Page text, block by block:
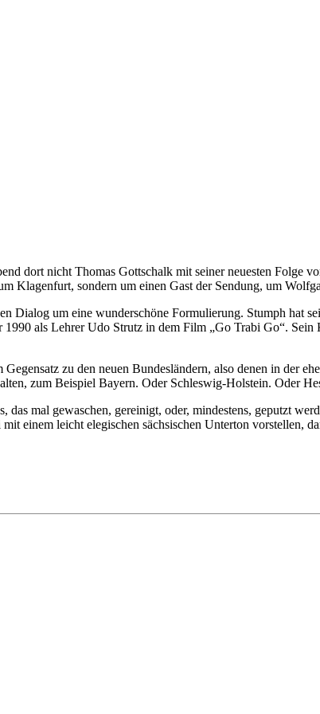
dort nicht Thomas Gottschalk mit seiner neuesten Folge
Klagenfurt, sondern um einen Gast der Sendung, um
Dialog um eine wunderschöne Formulierung. Stumph hat
als Lehrer Udo Strutz in dem Film „Go Trabi Go“. Sein
zu den neuen Bundesländern, also denen in der
zum Beispiel Bayern. Oder Schleswig-Holstein. Oder
mal gewaschen, gereinigt, oder, mindestens, geputzt
einem leicht elegischen sächsischen Unterton vorstellen,